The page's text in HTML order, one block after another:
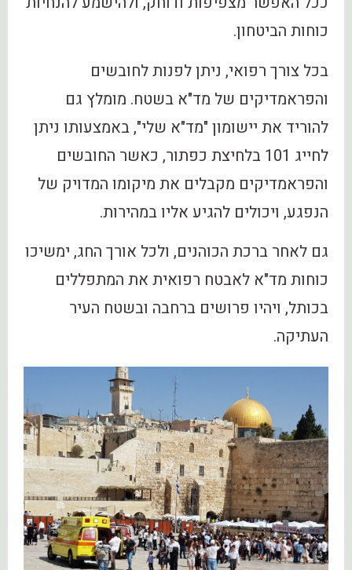
כוחות הביטחון.
בכל צורך רפואי, ניתן לפנות לחובשים
והפראמדיקים של מד"א בשטח. מומלץ גם
להוריד את יישומון "מד"א שלי", באמצעותו ניתן
לחייג 101 בלחיצת כפתור, כאשר החובשים
והפראמדיקים מקבלים את מיקומו המדויק של
הנפגע, ויכולים להגיע אליו במהירות.
גם לאחר ברכת הכוהנים, ולכל אורך החג, ימשיכו
כוחות מד"א לאבטח רפואית את המתפללים
בכותל, ויהיו פרושים ברחבה ובשטח העיר
העתיקה.